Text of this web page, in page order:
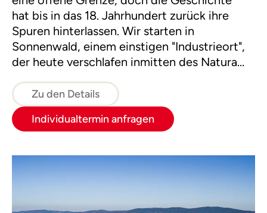
hat bis in das 18. Jahrhundert zurück ihre
Spuren hinterlassen. Wir starten in
Sonnenwald, einem einstigen "Industrieort",
der heute verschlafen inmitten des Natura
und Sumava liegt und wandern weiter in das
ehemalige Niemandsland.
Zu den Details
Individualtermin anfragen